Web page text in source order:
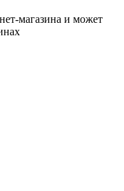
магазина и может